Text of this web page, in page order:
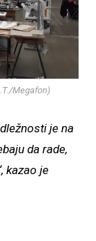
Megafon)
je na
da rade,
kazao je